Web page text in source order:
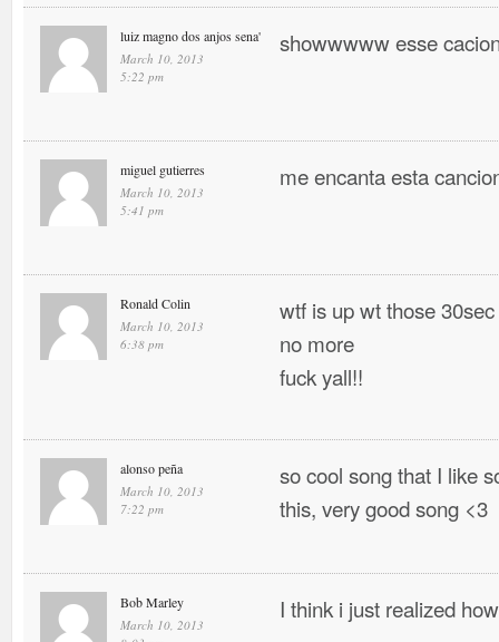
luiz magno dos anjos sena'
March 10, 2013
5:22 pm
showwwww esse
miguel gutierres
March 10, 2013
5:41 pm
me encanta esta
Ronald Colin
March 10, 2013
6:38 pm
wtf is up wt those
no more
fuck yall!!
alonso peña
March 10, 2013
7:22 pm
so cool song that I like
this, very good song <3
Bob Marley
March 10, 2013
I think i just realized